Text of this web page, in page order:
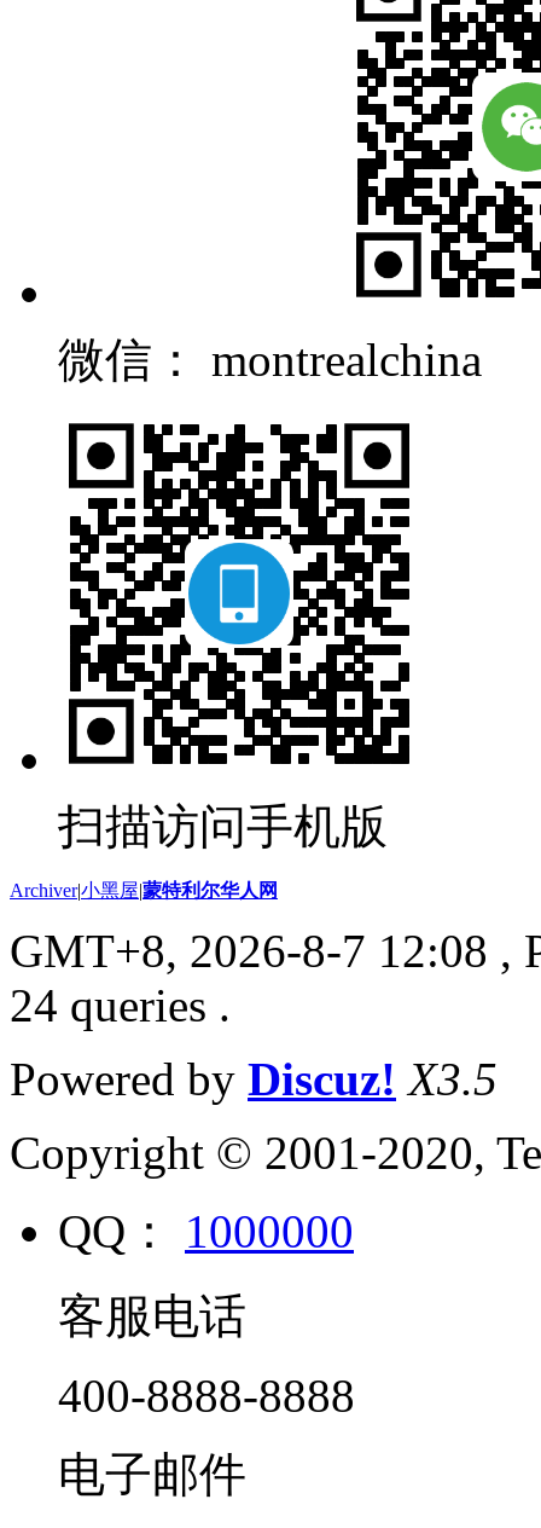
微信： montrealchina
扫描访问手机版
Archiver|小黑屋|蒙特利尔华人网
GMT+8, 2026-8-7 12:08 ,
24 queries .
Powered by Discuz! X3.5
Copyright © 2001-2020,
QQ： 1000000
客服电话
400-8888-8888
电子邮件